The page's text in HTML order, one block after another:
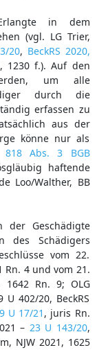
in dem
(vgl. LG Trier,
20, BeckRS 2020,
1230 f.). Auf den
um alle
durch die
erfassen zu
aus der
könne nur als
818 Abs. 3 BGB
haftende
Loo/Walther, BB
der Geschädigte
des Schädigers
vom 22.
Rn. 4 und vom 21.
1642 Rn. 9; OLG
402/20, BeckRS
9 U 17/21 , juris Rn.
– 23 U 143/20,
NJW 2021, 1625